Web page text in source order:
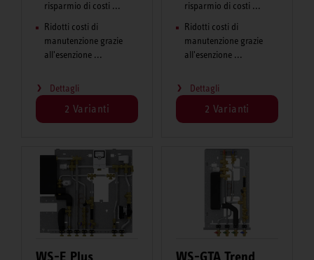
risparmio di costi ...
Ridotti costi di
manutenzione grazie
all'esenzione ...
Dettagli
2 Varianti
risparmio di costi ...
Ridotti costi di
manutenzione grazie
all'esenzione ...
Dettagli
2 Varianti